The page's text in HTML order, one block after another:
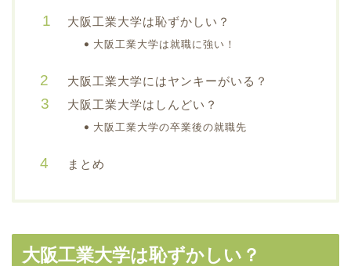
大阪工業大学は恥ずかしい？
大阪工業大学は就職に強い！
大阪工業大学にはヤンキーがいる？
大阪工業大学はしんどい？
大阪工業大学の卒業後の就職先
まとめ
大阪工業大学は恥ずかしい？